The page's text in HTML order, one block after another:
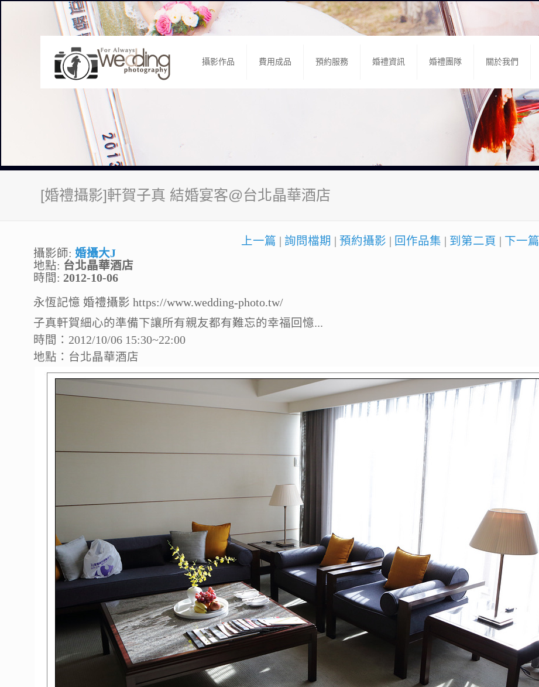
攝影作品 費用成品 預約服務 婚禮資訊 婚禮團隊 關於我們
[婚禮攝影]軒賀子真 結婚宴客@台北晶華酒店
上一篇 詢問檔期 預約攝影 回作品集 到第二頁
下一篇
攝影師: 婚攝大J
地點: 台北晶華酒店
時間: 2012-10-06
永恆記憶 婚禮攝影 https://www.wedding-photo.tw/
子真軒賀細心的準備下讓所有親友都有難忘的幸福回憶...
時間：2012/10/06 15:30~22:00
地點：台北晶華酒店